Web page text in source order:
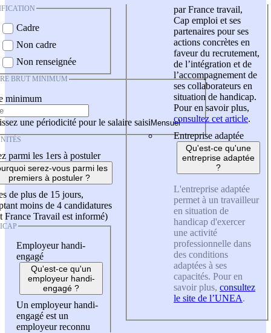
Cadre
Non cadre
Non renseignée
BRUT MINIMUM
minimum
une périodicité pour le salaire saisi
parmi les 1ers à postuler
serez-vous parmi les
premiers à postuler ?
de plus de 15 jours,
moins de 4 candidatures
France Travail est informé)
Employeur handi-
engagé
Qu'est-ce qu'un
employeur handi-
engagé ?
Un employeur handi-
engagé est un
employeur reconnu
par France travail,
Cap emploi et ses
partenaires pour ses
actions concrètes en
faveur du recrutement,
de l’intégration et de
l’accompagnement de
ses collaborateurs en
situation de handicap.
Pour en savoir plus,
consultez cet article.
Entreprise adaptée
Qu'est-ce qu'une
entreprise adaptée
?
L'entreprise adaptée
permet à un travailleur
en situation de
handicap d'exercer
une activité
professionnelle dans
des conditions
adaptées à ses
capacités. Pour en
savoir plus, consultez
le site de l’UNEA.